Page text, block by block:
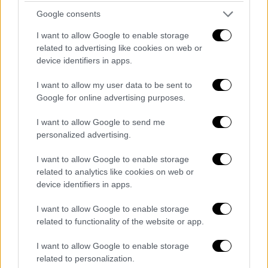
Google consents
I want to allow Google to enable storage
related to advertising like cookies on web or
device identifiers in apps.
I want to allow my user data to be sent to
Google for online advertising purposes.
I want to allow Google to send me
personalized advertising.
I want to allow Google to enable storage
related to analytics like cookies on web or
device identifiers in apps.
I want to allow Google to enable storage
related to functionality of the website or app.
I want to allow Google to enable storage
related to personalization.
μπορούσαν να τερματιστούν στο πλαίσιο
των σημερινών συζητήσεων. Ως εκλεγμένος
πρόεδρος, τα ποινικά προβλήματα του Τραμπ
από την υπόθεση αυτή πλέον
«εξαφανίζονται», σύμφωνα με την πρώην
ομοσπονδιακή εισαγγελέαΝεάμα Ραχμάνι
πρόεδρος δεν μπορεί να διωχθεί ποινικά,
οπότε η υπόθεση εκλογικής απάτης στο
Περιφερειακό Δικαστήριο της Ουάσινγκτον
θα απορριφθεί», δήλωσε. Ο κ.Ραχμάνι
δήλωσε ότι αν ο Σμιθαρνηθεί να απορρίψει
την υπόθεση, οΤραμπ
μπορεί απλώς να τον
ξεφορτωθεί, όπως έχει ήδη δεσμευτεί να
δευτερόλεπτα», δήλωσε ο Τραμπ
κατά τη